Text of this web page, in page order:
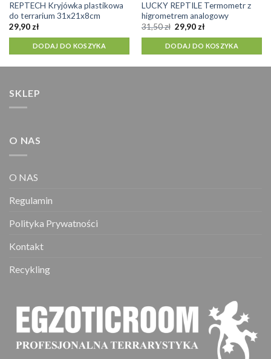
REPTECH Kryjówka plastikowa
do terrarium 31x21x8cm
29,90zł
DODAJ DO KOSZYKA
LUCKY REPTILE Termometr z
higrometrem analogowy
31,50zł Pierwotna
cena
wynosiła:
31,50 zł.
29,90złAktualna
wynosi:
29,90 zł.
DODAJ DO KOSZYKA
SKLEP
O NAS
O NAS
Regulamin
Polityka Prywatności
Kontakt
Recykling